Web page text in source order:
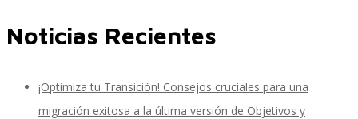
Cloud Conveyer
SAP Onpremise Servicios y Productos
Noticias Recientes
¡Optimiza tu Transición! Consejos cruciales para una
migración exitosa a la última versión de Objetivos y